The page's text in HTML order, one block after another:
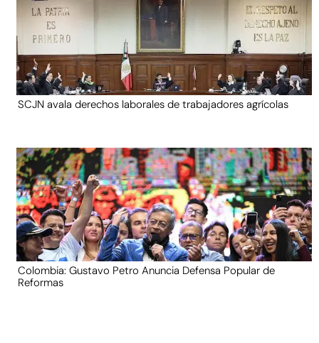
SCJN avala derechos laborales de trabajadores agrícolas
Colombia: Gustavo Petro Anuncia Defensa Popular de
Reformas